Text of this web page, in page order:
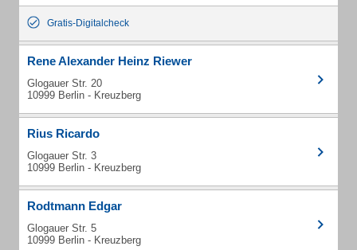
Gratis-Digitalcheck
Rene Alexander Heinz Riewer
Glogauer Str. 20
10999 Berlin - Kreuzberg
Rius Ricardo
Glogauer Str. 3
10999 Berlin - Kreuzberg
Rodtmann Edgar
Glogauer Str. 5
10999 Berlin - Kreuzberg